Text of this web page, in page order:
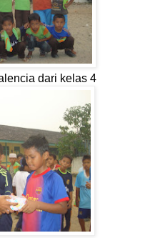
dari kelas 4